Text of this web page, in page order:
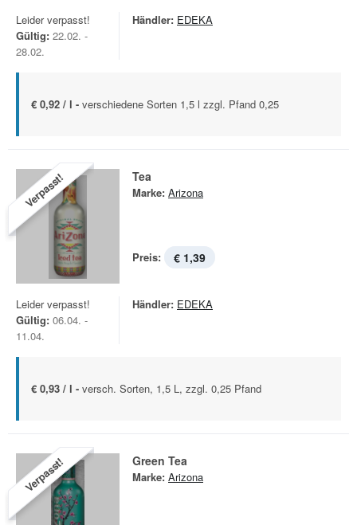
Leider verpasst!
Gültig: 22.02. -
28.02.
Händler: EDEKA
€ 0,92 / l - verschiedene Sorten 1,5 l zzgl. Pfand 0,25
Verpasst! Tea
Marke: Arizona
Preis: € 1,39
Leider verpasst!
Gültig: 06.04. -
11.04.
Händler: EDEKA
€ 0,93 / l - versch. Sorten, 1,5 L, zzgl. 0,25 Pfand
Verpasst! Green Tea
Marke: Arizona